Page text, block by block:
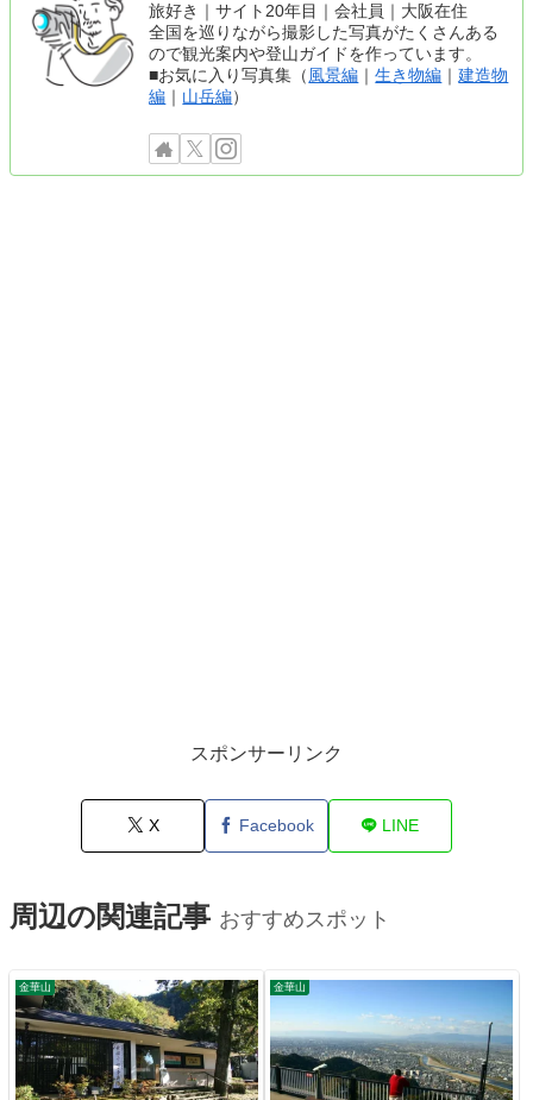
旅好き｜サイト20年目｜会社員｜大阪在住
全国を巡りながら撮影した写真がたくさんある
ので観光案内や登山ガイドを作っています。
■お気に入り写真集（風景編 ｜生き物編 ｜建造物
編 ｜ 山岳編）
スポンサーリンク
X Facebook LINE
周辺の関連記事 おすすめスポット
金華山 金華山